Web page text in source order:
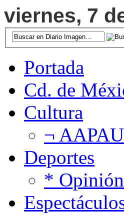
viernes, 7
Portada
Cd. de
Cultura
¬
Deportes
* Opinión